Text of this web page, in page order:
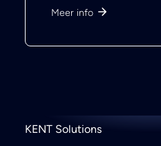
Meer info
KENT Solutions